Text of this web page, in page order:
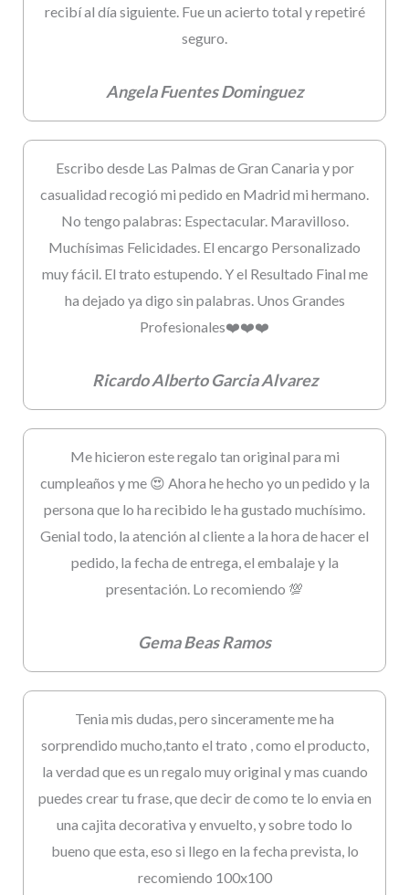
recibí al día siguiente. Fue un acierto total y repetiré
seguro.
Angela Fuentes Dominguez
Escribo desde Las Palmas de Gran Canaria y por
casualidad recogió mi pedido en Madrid mi hermano.
No tengo palabras: Espectacular. Maravilloso.
Muchísimas Felicidades. El encargo Personalizado
muy fácil. El trato estupendo. Y el Resultado Final me
ha dejado ya digo sin palabras. Unos Grandes
Profesionales❤️❤️❤️
Ricardo Alberto Garcia Alvarez
Me hicieron este regalo tan original para mi
cumpleaños y me 😍 Ahora he hecho yo un pedido y la
persona que lo ha recibido le ha gustado muchísimo.
Genial todo, la atención al cliente a la hora de hacer el
pedido, la fecha de entrega, el embalaje y la
presentación. Lo recomiendo 💯
Gema Beas Ramos
Tenia mis dudas, pero sinceramente me ha
sorprendido mucho,tanto el trato , como el producto,
la verdad que es un regalo muy original y mas cuando
puedes crear tu frase, que decir de como te lo envia en
una cajita decorativa y envuelto, y sobre todo lo
bueno que esta, eso si llego en la fecha prevista, lo
recomiendo 100x100